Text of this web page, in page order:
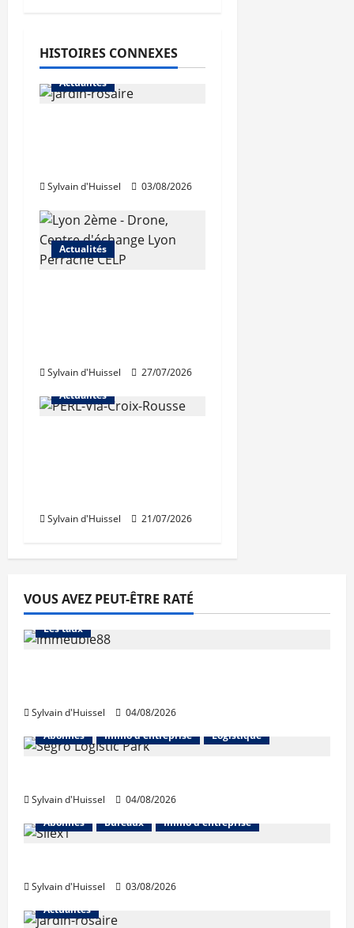
HISTOIRES CONNEXES
Actualités
Sylvain d'Huissel 03/08/2026
Actualités
Sylvain d'Huissel
27/07/2026
Actualités
Sylvain d'Huissel 21/07/2026
VOUS AVEZ PEUT-ÊTRE RATÉ
Abonnés Financement
L'avis des courtiers
Les taux
Sylvain d'Huissel
04/08/2026
Abonnés
Immo d'entreprise Logistique
Sylvain d'Huissel
04/08/2026
Abonnés
Bureaux Immo d'entreprise
Sylvain d'Huissel
03/08/2026
Actualités